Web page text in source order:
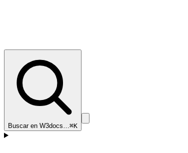
Buscar en W3docs…⌘K